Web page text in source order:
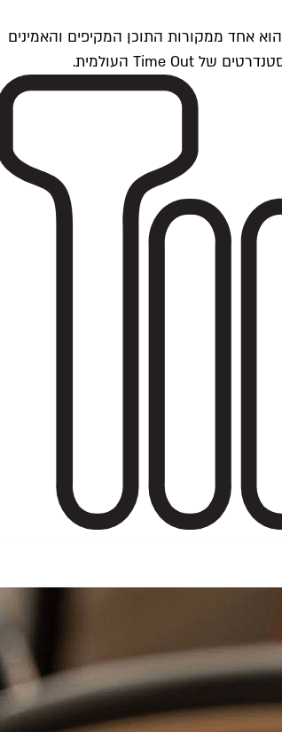
Time Outתל אביב הוא חלק מרשת Time Out Global — רשת מדיה בינלאומית הפועלת ב-360 ערים מרכזיות וב-60 מדינות ברחבי העולם. Time Out הוא אחד ממקורות התוכן המקיפים והאמינים